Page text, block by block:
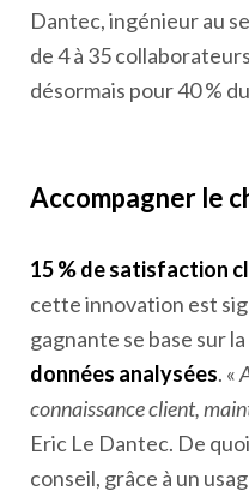
Dantec, ingénieur au
de 4 à 35
désormais pour 40 %
Accompagner le
15 % de satisfaction
cette innovation est
gagnante se base sur la
données analysées. «
connaissance client,
Eric Le Dantec. De
conseil, grâce à un